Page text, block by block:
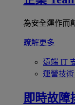
為安全運作而
瞭解更多
遠端 IT
運營技術
即時故障